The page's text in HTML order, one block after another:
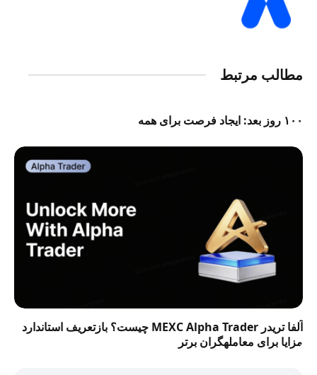
مطالب مرتبط
۱۰۰ روز بعد: ایجاد فرصت برای همه
آلفا تریدر MEXC Alpha Trader چیست؟ بازتعریف استاندارد
مزایا برای معاملهگران برتر